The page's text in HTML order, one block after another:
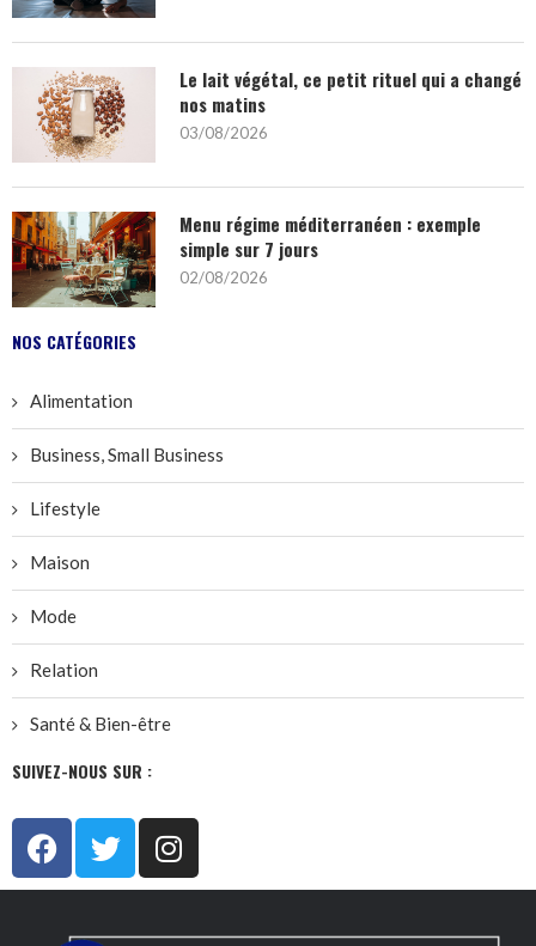
Le lait végétal, ce petit rituel qui a changé
nos matins
03/08/2026
Menu régime méditerranéen : exemple
simple sur 7 jours
02/08/2026
NOS CATÉGORIES
Alimentation
Business, Small Business
Lifestyle
Maison
Mode
Relation
Santé & Bien-être
SUIVEZ-NOUS SUR :